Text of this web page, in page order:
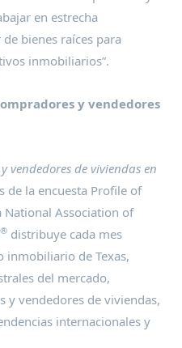
en estrecha
bienes raíces para
inmobiliarios”.
y vendedores
vendedores de viviendas en
de la encuesta Profile of
National Association of
® distribuye cada mes
inmobiliario de Texas,
del mercado,
y vendedores de viviendas,
internacionales y